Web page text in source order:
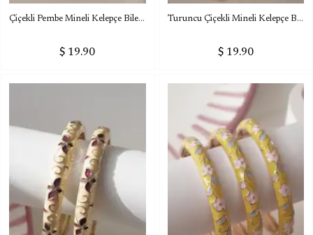
Çiçekli Pembe Mineli Kelepçe Bileklik 2
$ 19.90
Turuncu Çiçekli Mineli Kelepçe Bileklik
$ 19.90